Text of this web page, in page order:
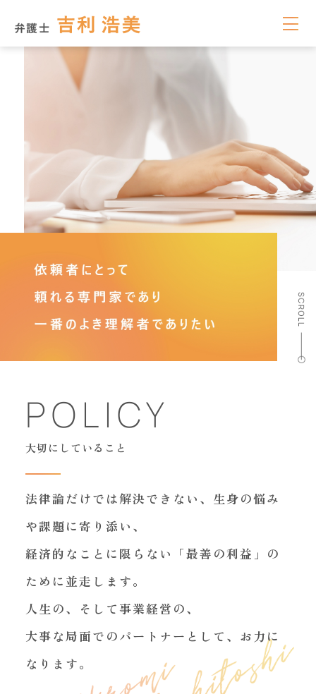
POLICY
大切にしていること
法律論だけでは解決できない、生身の悩み
や課題に寄り添い、
経済的なことに限らない「最善の利益」の
ために並走します。
人生の、そして事業経営の、
大事な局面でのパートナーとして、お力に
なります。